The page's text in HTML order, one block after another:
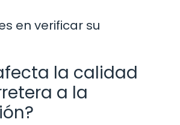
en verificar su
la calidad
a la